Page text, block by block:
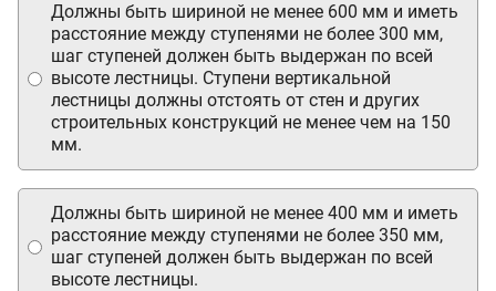
Должны быть шириной не менее 600 мм и иметь
расстояние между ступенями не более 300 мм,
шаг ступеней должен быть выдержан по всей
высоте лестницы. Ступени вертикальной
лестницы должны отстоять от стен и других
строительных конструкций не менее чем на 150
мм.
Должны быть шириной не менее 400 мм и иметь
расстояние между ступенями не более 350 мм,
шаг ступеней должен быть выдержан по всей
высоте лестницы.